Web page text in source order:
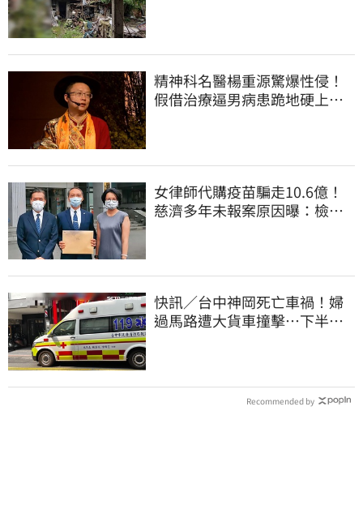
精神科名醫楊重源驚爆性侵！
假借治療逼男病患跪地硬上…
女律師代購疫苗騙走10.6億！
慈濟多年未報案原因曝：檢警
快訊／台中神岡死亡車禍！婦
過馬路遭大貨車撞擊…下半身
Recommended by